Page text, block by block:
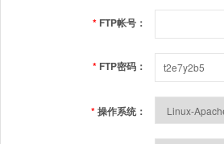
* FTP帐号：
* FTP密码：
*操作系统：